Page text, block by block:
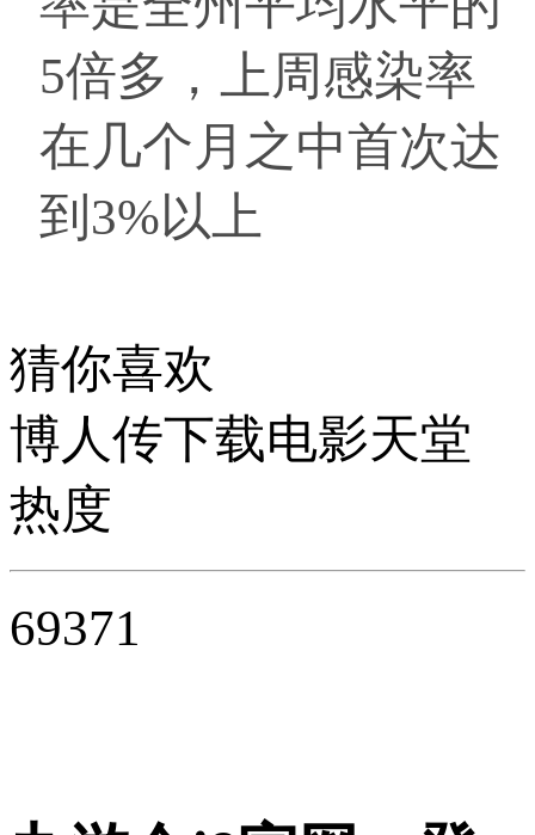
5倍多，上周感染率
在几个月之中首次达
到3%以上
猜你喜欢
博人传下载电影天堂
热度
69371